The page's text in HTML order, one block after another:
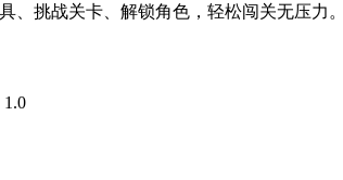
、挑战关卡、解锁角色，轻松闯关无压力